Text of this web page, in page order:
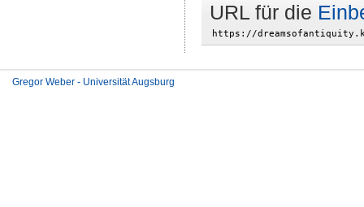
URL für die
Gregor Weber - Universität Augsburg